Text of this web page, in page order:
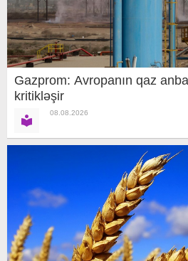
Gazprom: Avropanın qaz
kritikləşir
08.08.2026